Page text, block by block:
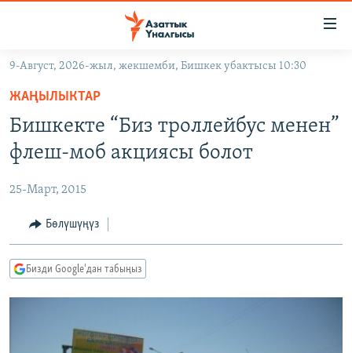
Навигацияга
өтүңүз
Издөөгө
салыңыз
ЭКОНОМИКА
МАДАНИЯТ
ДҮЙНӨ
БОРБОР АЗИЯ
УКРАИНА
АТАЙЫН ИЛИКТӨӨ
ТВ ПРОГРАММАЛАР
ЭКСПЕРТТЕР ТАЛДАЙТ
ӨЗГӨЧӨ ПИКИР
9-Август, 2026-жыл, жекшемби, Бишкек убактысы 10:30
ЖАҢЫЛЫКТАР
Бишкекте “Биз троллейбус менен”
флеш-моб акциясы болот
25-Март, 2015
Бөлүшүңүз
Бизди Google'дан табыңыз